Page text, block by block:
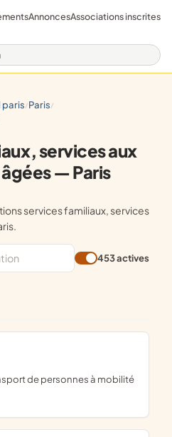
AnnoncesAssociations inscrites
paris/ paris/
services aux
— Paris
453 actives